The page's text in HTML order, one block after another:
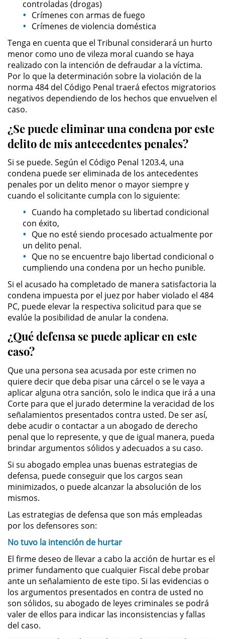
DUI Con Pasajeros Menores de
14 años
Leyes de DUI en el Estado de
California
Segunda Ofensa de DUI
Tercera Ofensa de DUI
Violencia Domestica
Abuso de Ancianos y Adultos
Dependientes
Acecho
Agresión Doméstica
Amenazas Criminales
Lesión Corporal a un Cónyuge
Negligencia Infantil
Orden de Protección de
Emergencia
Orden de Restricción
Permanente
Órdenes de Restricción
Orden de Restricción Temporal
Porno Venganza
Publicar Información Dañina en
Internet
Sustracción de Menores
Assault & Battery
Assault on a Public Official
Assault with a Deadly Weapon
Battery On A Peace Officer
controladas (drogas)
Crímenes con armas de fuego
Crímenes de violencia doméstica
Tenga en cuenta que el Tribunal considerará un hurto
menor como uno de vileza moral cuando se haya
realizado con la intención de defraudar a la víctima.
Por lo que la determinación sobre la violación de la
norma 484 del Código Penal traerá efectos migratorios
negativos dependiendo de los hechos que envuelven el
caso.
¿Se puede eliminar una condena por este
delito de mis antecedentes penales?
Si se puede. Según el Código Penal 1203.4, una
condena puede ser eliminada de los antecedentes
penales por un delito menor o mayor siempre y
cuando el solicitante cumpla con lo siguiente:
Cuando ha completado su libertad condicional
con éxito,
Que no esté siendo procesado actualmente por
un delito penal.
Que no se encuentre bajo libertad condicional o
cumpliendo una condena por un hecho punible.
Si el acusado ha completado de manera satisfactoria la
condena impuesta por el juez por haber violado el 484
PC, puede elevar la respectiva solicitud para que se
evalúe la posibilidad de anular la condena.
¿Qué defensa se puede aplicar en este
caso?
Que una persona sea acusada por este crimen no
quiere decir que deba pisar una cárcel o se le vaya a
aplicar alguna otra sanción, solo le indica que irá a una
Corte para que el jurado determine la veracidad de los
señalamientos presentados contra usted. De ser así,
debe acudir o contactar a un abogado de derecho
penal que lo represente, y que de igual manera, pueda
brindar argumentos sólidos y adecuados a su caso.
Si su abogado emplea unas buenas estrategias de
defensa, puede conseguir que los cargos sean
minimizados, o puede alcanzar la absolución de los
mismos.
Las estrategias de defensa que son más empleadas
por los defensores son:
No tuvo la intención de hurtar
El firme deseo de llevar a cabo la acción de hurtar es el
primer fundamento que cualquier Fiscal debe probar
ante un señalamiento de este tipo. Si las evidencias o
los argumentos presentados en contra de usted no
son sólidos, su abogado de leyes criminales se podrá
valer de ellos para indicar las inconsistencias y fallas
del caso.